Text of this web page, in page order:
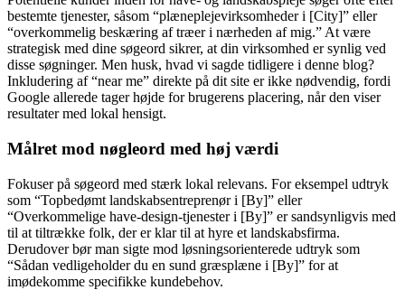
bestemte tjenester, såsom “plæneplejevirksomheder i [City]” eller
“overkommelig beskæring af træer i nærheden af mig.” At være
strategisk med dine søgeord sikrer, at din virksomhed er synlig ved
disse søgninger. Men husk, hvad vi sagde tidligere i denne blog?
Inkludering af “near me” direkte på dit site er ikke nødvendig, fordi
Google allerede tager højde for brugerens placering, når den viser
resultater med lokal hensigt.
Målret mod nøgleord med høj værdi
Fokuser på søgeord med stærk lokal relevans. For eksempel udtryk
som “Topbedømt landskabsentreprenør i [By]” eller
“Overkommelige have-design-tjenester i [By]” er sandsynligvis med
til at tiltrække folk, der er klar til at hyre et landskabsfirma.
Derudover bør man sigte mod løsningsorienterede udtryk som
“Sådan vedligeholder du en sund græsplæne i [By]” for at
imødekomme specifikke kundebehov.